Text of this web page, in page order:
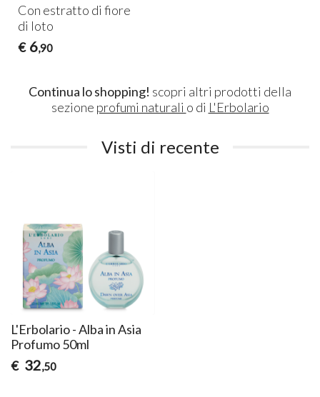
Con estratto di fiore
di loto
€ 6,90
Continua lo shopping! scopri altri prodotti della
sezione profumi naturali o di L'Erbolario
Visti di recente
L'Erbolario - Alba in Asia
Profumo 50ml
€ 32,50